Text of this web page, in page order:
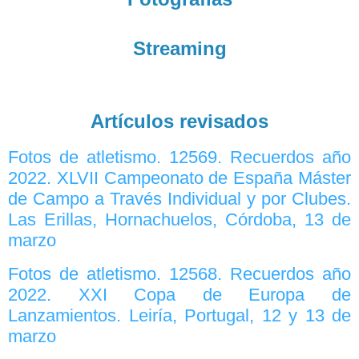
Streaming
Artículos revisados
Fotos de atletismo. 12569. Recuerdos año
2022. XLVII Campeonato de España Máster
de Campo a Través Individual y por Clubes.
Las Erillas, Hornachuelos, Córdoba, 13 de
marzo
Fotos de atletismo. 12568. Recuerdos año
2022. XXI Copa de Europa de
Lanzamientos. Leiría, Portugal, 12 y 13 de
marzo